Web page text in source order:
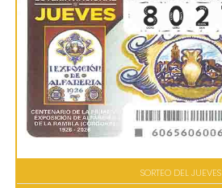
SORTEO DEL JUEVES